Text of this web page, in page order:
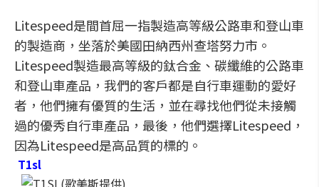
Litespeed是間首屈一指製造高等級公路車和登山車
的製造商，坐落於美國田納西州查塔努力市。
Litespeed製造最高等級的鈦合金、碳纖維的公路車
和登山車產品，我們的客戶都是自行車運動的愛好
者，他們擁有優質的生活，並在尋找他們從未接觸
過的優秀自行車產品，最後，他們選擇Litespeed ，
因為Litespeed是高品質的標的。
T1sl